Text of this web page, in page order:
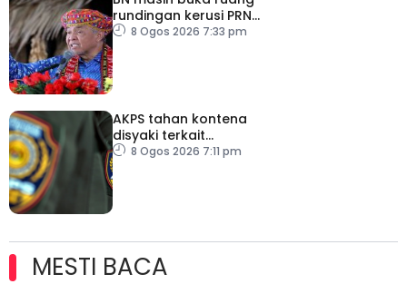
rundingan kerusi PRN
Melaka – Ahmad Zahid
8 Ogos 2026 7:33 pm
AKPS tahan kontena
disyaki terkait
penghantaran ke Israel
8 Ogos 2026 7:11 pm
MESTI BACA